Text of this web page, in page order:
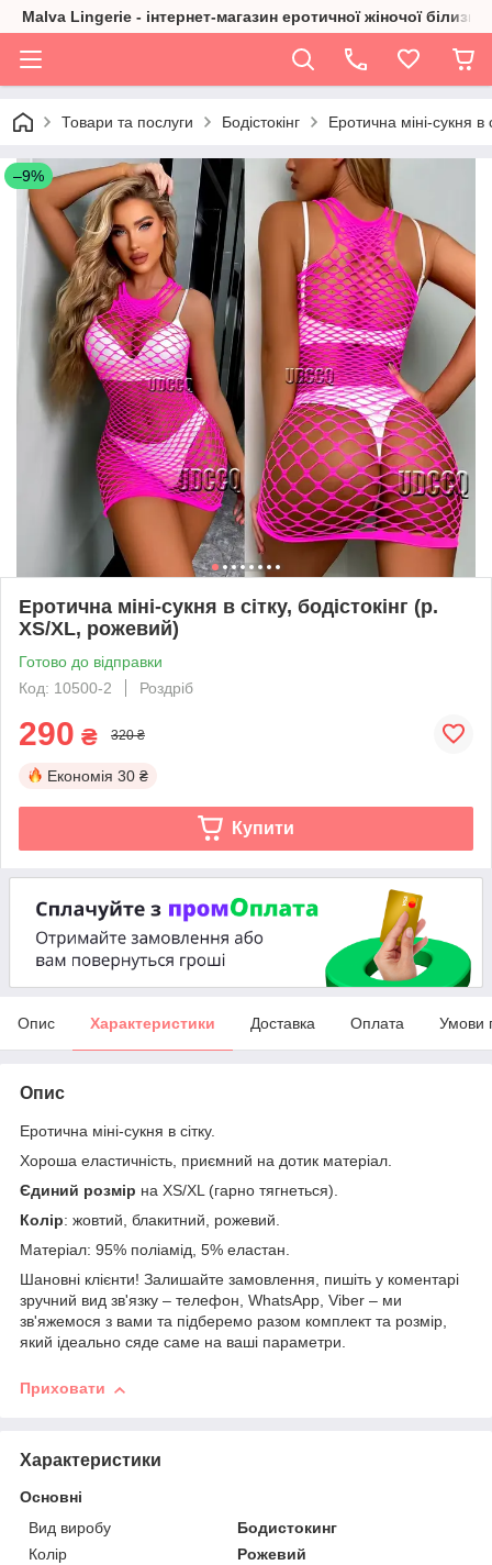
Malva Lingerie - інтернет-магазин еротичної жіночої білизни
Товари та послуги Бодістокінг Еротична міні-сукня в
–9%
Еротична міні-сукня в сітку, бодістокінг (р.
XS/XL, рожевий)
Готово до відправки
Код: 10500-2
Роздріб
290 ₴ 320 ₴
Економія 30 ₴
Купити
Опис Характеристики Доставка Оплата Умови
Опис
Еротична міні-сукня в сітку.
Хороша еластичність, приємний на дотик матеріал.
Єдиний розмір на XS/ХL (гарно тягнеться).
Колір: жовтий, блакитний, рожевий.
Матеріал: 95% поліамід, 5% еластан.
Шановні клієнти! Залишайте замовлення, пишіть у коментарі
зручний вид зв'язку – телефон, WhatsApp, Viber – ми
зв'яжемося з вами та підберемо разом комплект та розмір,
який ідеально сяде саме на ваші параметри.
Приховати
Характеристики
Основні
Вид виробу
Бодистокинг
Колір
Рожевий